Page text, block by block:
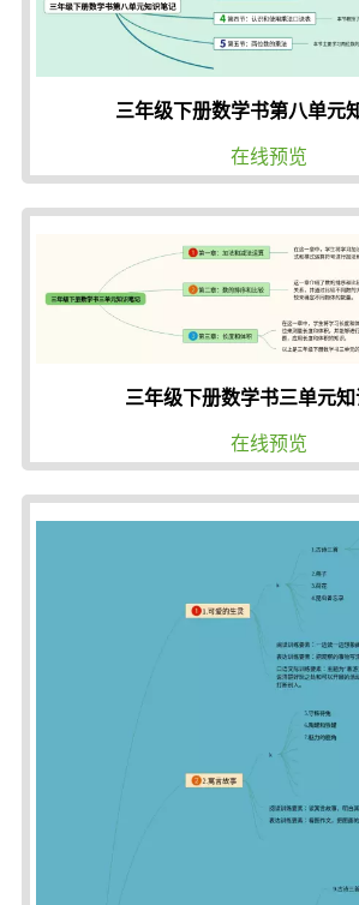
三年级下册数学书第八单元
在线预览
三年级下册数学书三单元
在线预览